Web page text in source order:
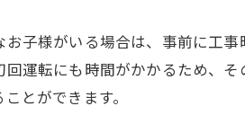
子様がいる場合は、事前に工事
運転にも時間がかかるため、
とができます。